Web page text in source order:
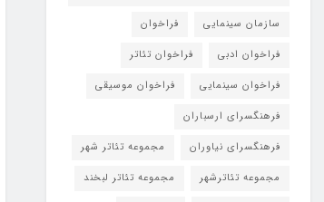
سازمان سینمایی
فراخوان
فراخوان ادبی
فراخوان تئاتر
فراخوان سینمایی
فراخوان موسیقی
فرهنگسرای ارسباران
فرهنگسرای نیاوران
مجموعه تئاتر شهر
مجموعه تئاترشهر
مجموعه تئاتر لبخند